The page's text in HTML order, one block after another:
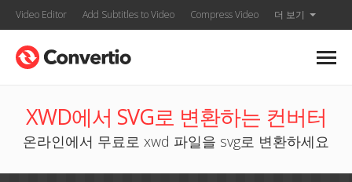
Video Editor Add Subtitles to Video Compress Video 더 보기
XWD에서 SVG로 변환하는 컨버터
온라인에서 무료로 xwd 파일을 svg로 변환하세요